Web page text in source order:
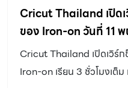
ROCKWOOL รุ่น
ผนังก่ออิฐมวลเบา เพื่อช่วย
ROCKWOOL รุ่น
อื่นๆ ดังนี้ 1. […]
Cricut Thailand เปิด
ของ Iron-on วันที่ 11
ดิสคัฟเวอรี่
Cricut Thailand เปิดเวิร์
Iron-on เรียน 3 ชั่วโมงเต็ม